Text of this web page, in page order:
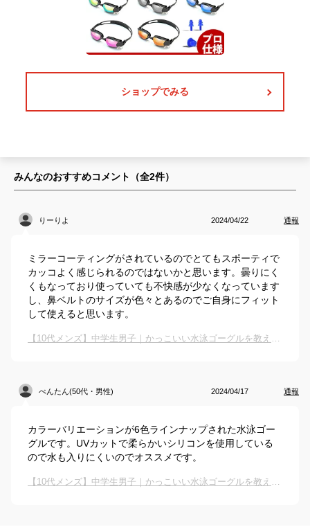
ショップでみる
みんなのおすすめコメント（全2件）
りーりよ 2024/04/22 通報
ミラーコーティングがされているのでとてもスポーティで
カッコよく感じられるのではないかと思います。曇りにく
くもなっており使っていても不快感が少なくなっています
し、鼻ベルトのサイズが色々とあるのでご自身にフィット
して使えると思います。
【10代メンズ】中学生男子｜かっこいい水泳ゴーグルを教えて！
べんたん(50代・男性) 2024/04/17 通報
カラーバリエーションが6色ラインナップされた水泳ゴー
グルです。UVカットで柔らかいシリコンを使用している
ので水も入りにくいのでオススメです。
【10代メンズ】中学生男子｜かっこいい水泳ゴーグルを教えて！